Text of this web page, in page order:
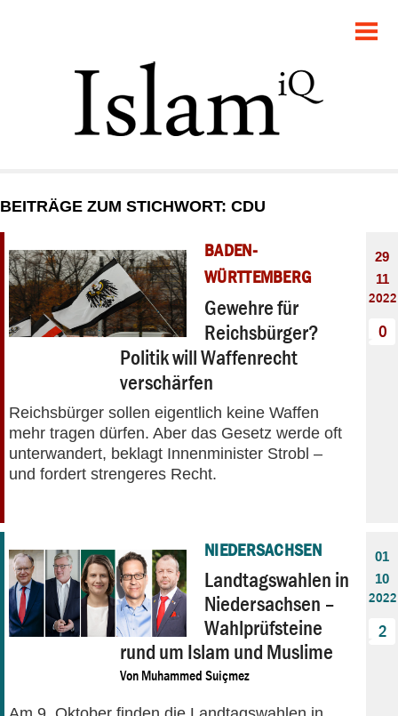
GESELLSCHAFT
STARTSEITE
DEBATTE
PANORAMA
BEITRÄGE ZUM STICHWORT: CDU
BADEN-
WÜRTTEMBERG
Gewehre für
Reichsbürger?
Politik will Waffenrecht
verschärfen
Reichsbürger sollen eigentlich keine Waffen
mehr tragen dürfen. Aber das Gesetz werde oft
unterwandert, beklagt Innenminister Strobl –
und fordert strengeres Recht.
29
11
2022
0
NIEDERSACHSEN
Landtagswahlen in
Niedersachsen –
Wahlprüfsteine
rund um Islam und Muslime
Von Muhammed Suiçmez
01
10
2022
2